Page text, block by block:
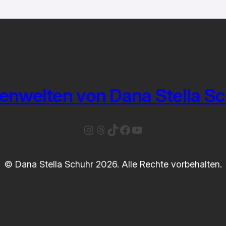
von Dana Stella
Instagram
Threads
TikTok
Facebook
YouTube
© Dana Stella Schuhr 2026. Alle Rechte vorbehalten.